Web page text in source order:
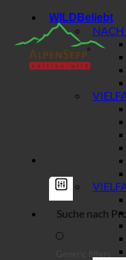
WILD